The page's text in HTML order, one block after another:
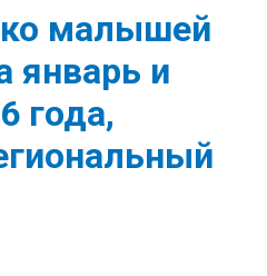
малышей
январь и
года,